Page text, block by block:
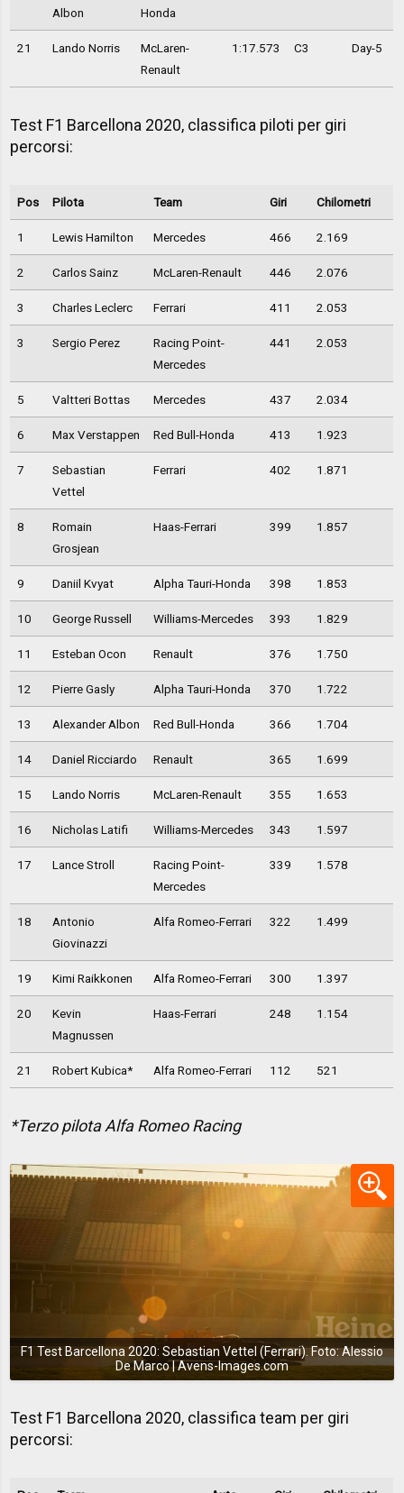
Albon
Honda
21 Lando Norris
McLaren-
Renault
1:17.573 C3 Day-5
Test F1 Barcellona 2020, classifica piloti per giri
percorsi:
Pos Pilota Team Giri Chilometri
1 Lewis Hamilton Mercedes 466 2.169
2 Carlos Sainz McLaren-Renault 446 2.076
3 Charles Leclerc Ferrari 411 2.053
3 Sergio Perez
Racing Point-
Mercedes
441 2.053
5 Valtteri Bottas Mercedes 437 2.034
6 Max Verstappen Red Bull-Honda 413 1.923
7
Sebastian
Vettel
Ferrari 402 1.871
8
Romain
Grosjean
Haas-Ferrari 399 1.857
9 Daniil Kvyat Alpha Tauri-Honda 398 1.853
10 George Russell Williams-Mercedes 393 1.829
11 Esteban Ocon Renault 376 1.750
12 Pierre Gasly Alpha Tauri-Honda 370 1.722
13 Alexander Albon Red Bull-Honda 366 1.704
14 Daniel Ricciardo Renault 365 1.699
15 Lando Norris McLaren-Renault 355 1.653
16 Nicholas Latifi Williams-Mercedes 343 1.597
17 Lance Stroll
Racing Point-
Mercedes
339 1.578
18
Antonio
Giovinazzi
Alfa Romeo-Ferrari 322 1.499
19 Kimi Raikkonen Alfa Romeo-Ferrari 300 1.397
20
Kevin
Magnussen
Haas-Ferrari 248 1.154
21 Robert Kubica* Alfa Romeo-Ferrari 112 521
*Terzo pilota Alfa Romeo Racing
F1 Test Barcellona 2020: Sebastian Vettel (Ferrari). Foto: Alessio
De Marco | Avens-Images.com
Test F1 Barcellona 2020, classifica team per giri
percorsi: